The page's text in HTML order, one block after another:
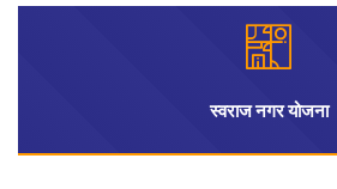
स्वराज नगर योजना